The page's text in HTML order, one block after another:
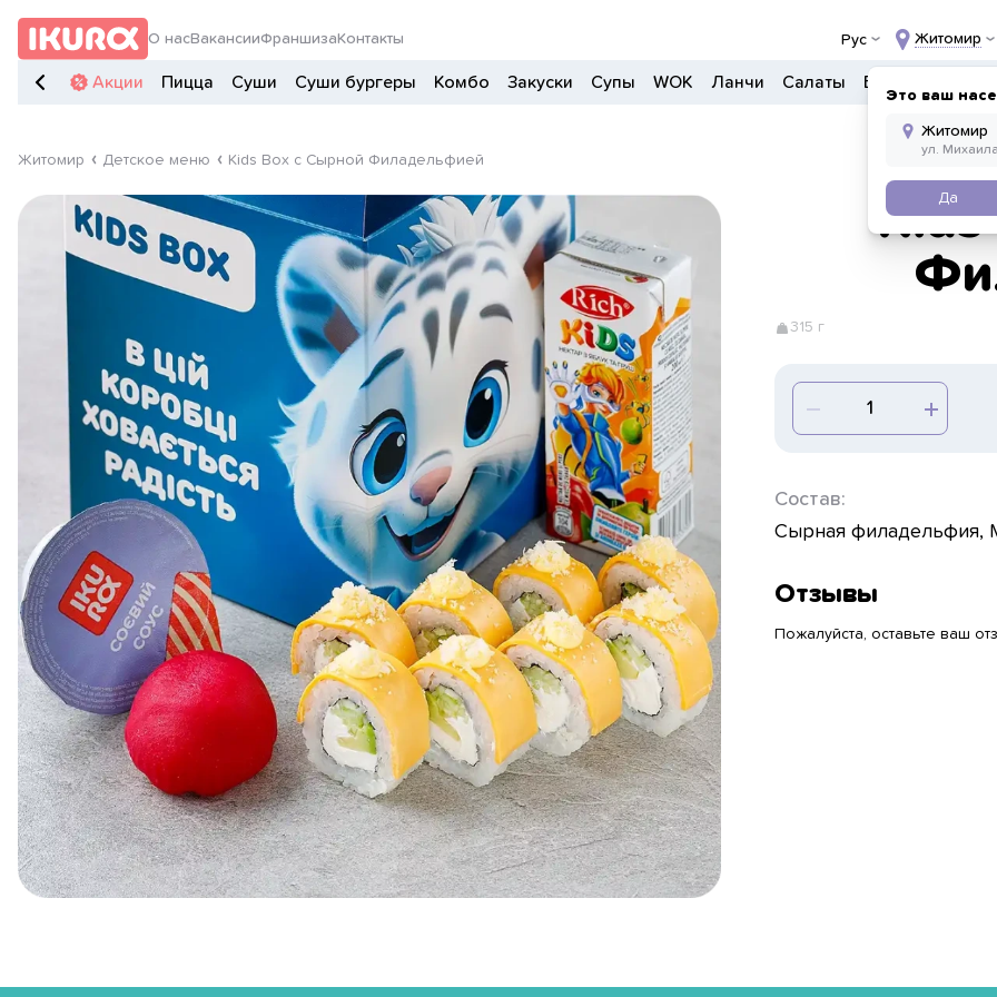
О насВакансииФраншиза Контакты Рус Житомир
Это ваш
Да
Акции Пицца Суши Суши бургеры Комбо Закуски Супы WOK Ланчи Салаты Боулы
Житомир Детское меню Kids Box с Сырной Филадельфией
315 г
Состав:
Сырная филадельфия,
Отзывы
Пожалуйста, оставьте ваш